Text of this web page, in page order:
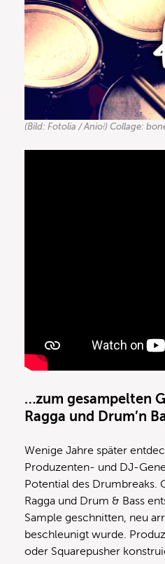
(Bild: Fotolia / Anioł) Collage:
…zum gesampelten
Ragga und Drum’n
Wenige Jahre später
Produzenten- und DJ-
Potential des Drumbreaks.
Ragga und Drum & Bass
Sample geschnitten, neu
beschleunigt wurde.
oder Squarepusher